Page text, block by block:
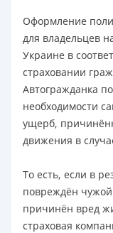
Оформление
для владельцев
Украине в
страховании
Автогражданка
необходимости
ущерб,
движения в
То есть, если в
повреждён
причинён вред
страховая